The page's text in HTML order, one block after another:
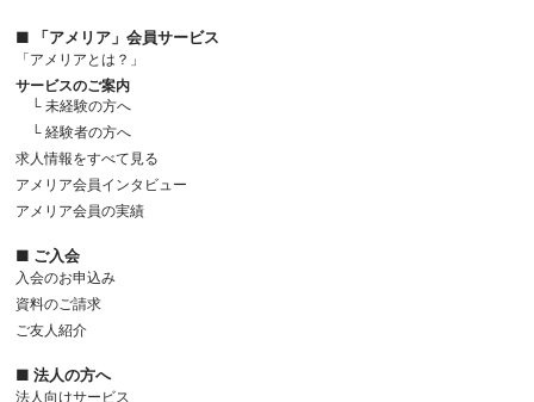
■ 「アメリア」会員サービス
「アメリアとは？」
サービスのご案内
└ 未経験の方へ
└ 経験者の方へ
求人情報をすべて見る
アメリア会員インタビュー
アメリア会員の実績
■ ご入会
入会のお申込み
資料のご請求
ご友人紹介
■ 法人の方へ
法人向けサービス